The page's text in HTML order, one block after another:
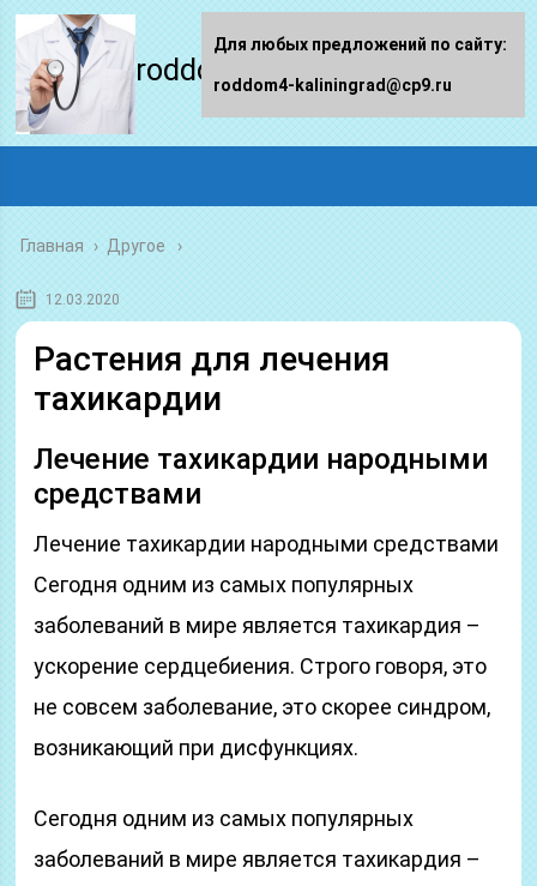
roddom4-kaliningrad.ru
Главная › Другое
12.03.2020
Растения для лечения
тахикардии
Лечение тахикардии народными
средствами
Лечение тахикардии народными средствами
Сегодня одним из самых популярных
заболеваний в мире является тахикардия –
ускорение сердцебиения. Строго говоря, это
не совсем заболевание, это скорее синдром,
возникающий при дисфункциях.
Сегодня одним из самых популярных
заболеваний в мире является тахикардия –
Для любых предложений по сайту:
roddom4-kaliningrad@cp9.ru